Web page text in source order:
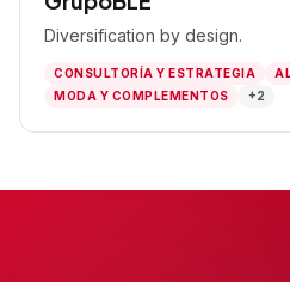
Diversification by design.
CONSULTORÍA Y ESTRATEGIA
MODA Y COMPLEMENTOS
+2